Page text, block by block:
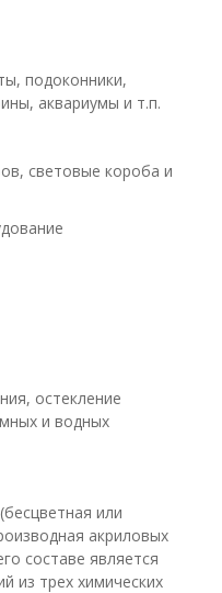
подоконники,
аквариумы и т.п.
световые короба и
остекление
и водных
или
акриловых
составе является
трех химических